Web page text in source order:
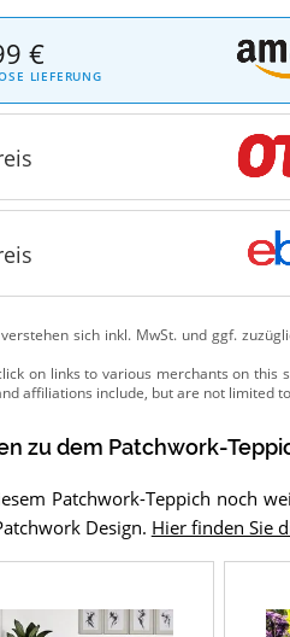
€
LIEFERUNG
sich inkl. MwSt. und ggf.
zu dem Patchwork-
Patchwork-Teppich noch
Design. Hier finden Sie